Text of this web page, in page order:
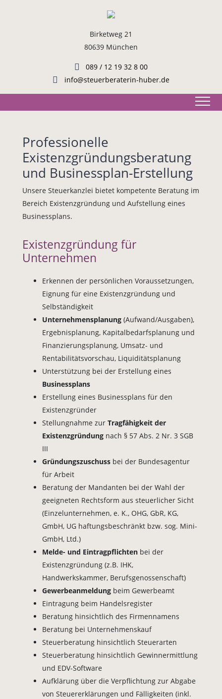
Birketweg 21
80639 München
089 / 12 19 32 8 00
info@steuerberaterin-huber.de
Professionelle
Existenzgründungsberatung
und Businessplan-Erstellung
Unsere Steuerkanzlei bietet kompetente Beratung im
Bereich Existenzgründung und Aufstellung eines
Businessplans.
Existenzgründung für
Unternehmen
Erkennen der persönlichen Voraussetzungen,
Eignung für eine Existenzgründung und
Selbständigkeit
Unternehmensplanung (Aufwand/Ausgaben),
Ergebnisplanung, Kapitalbedarfsplanung und
Finanzierungsplanung, Umsatz- und
Rentabilitätsvorschau, Liquiditätsplanung
Unterstützung bei der Erstellung eines
Businessplans
Erstellung eines Businessplans für den
Existenzgründer
Stellungnahme zur Tragfähigkeit der
Existenzgründung nach § 57 Abs. 2 Nr. 3 SGB
III
Gründungszuschuss bei der Bundesagentur
für Arbeit
Beratung der Mandanten bei der Wahl der
geeigneten Rechtsform aus steuerlicher Sicht
(Einzelunternehmen, e. K., OHG, GbR, KG,
GmbH, UG haftungsbeschränkt bzw. sog. Mini-
GmbH, Ltd.)
Melde- und Eintragpflichten bei der
Existenzgründung (z.B. IHK,
Handwerkskammer, Berufsgenossenschaft)
Gewerbeanmeldung beim Gewerbeamt
Eintragung beim Handelsregister
Beratung hinsichtlich des Firmennamens
Beratung bei Unternehmenskauf
Steuerberatung hinsichtlich Steuerarten
Steuerberatung hinsichtlich Gewinnermittlung
und EDV-Software
Aufklärung über die Verpflichtung zur Abgabe
von Steuererklärungen und Fälligkeiten (inkl.